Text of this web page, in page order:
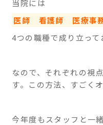
当院には
医師 看護師 医療事
4つの職種で成り立って
なので、それぞれの視
す。この方法、すごく
今年度もスタッフと一